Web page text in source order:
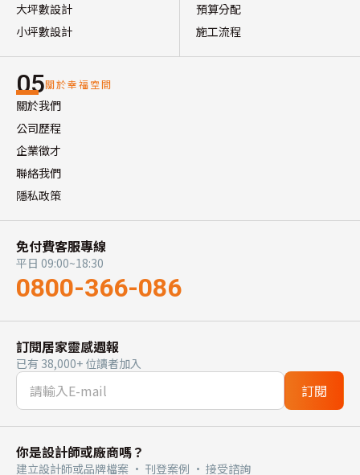
大坪數設計
小坪數設計
預算分配
施工流程
05關於幸福空間
關於我們
公司歷程
企業徵才
聯絡我們
隱私政策
免付費客服專線
平日 09:00~18:30
0800-366-086
訂閱居家靈感週報
已有 38,000+ 位讀者加入
訂閱
你是設計師或廠商嗎？
建立設計師或品牌檔案 · 刊登案例 · 接受諮詢